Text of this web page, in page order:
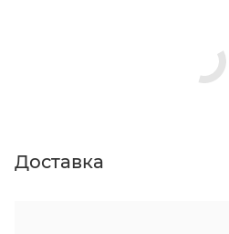
Доставка